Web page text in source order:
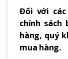
Đối với
chính
hàng, quý
mua hàng.